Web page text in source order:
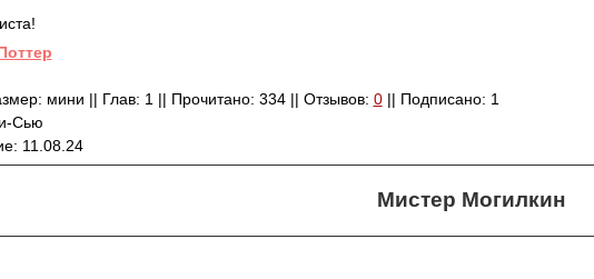
мини || Глав: 1 || Прочитано: 334 || Отзывов: 0|| Подписано: 1
Сью
11.08.24
Мистер Могилкин